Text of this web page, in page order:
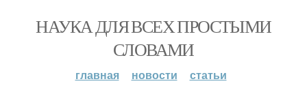
НАУКА ДЛЯ ВСЕХ ПРОСТЫМИ
СЛОВАМИ
главная новости статьи